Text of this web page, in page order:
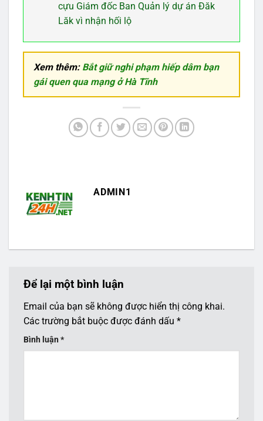
cựu Giám đốc Ban Quản lý dự án Đăk
Lăk vì nhận hối lộ
Xem thêm: Bắt giữ nghi phạm hiếp dâm bạn
gái quen qua mạng ở Hà Tĩnh
ADMIN1
Để lại một bình luận
Email của bạn sẽ không được hiển thị công khai.
Các trường bắt buộc được đánh dấu *
Bình luận *